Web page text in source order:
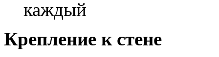
каждый
Крепление к стене